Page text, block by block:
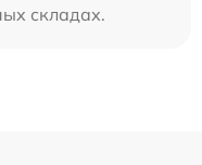
складах.